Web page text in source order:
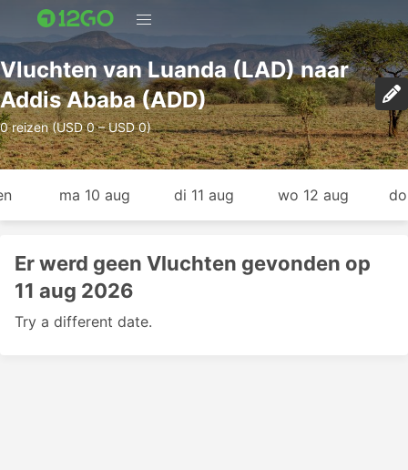
Vluchten van Luanda (LAD) naar
Addis Ababa (ADD)
0 reizen (USD 0 – USD 0)
ma 10 aug di 11 aug wo 12 aug
Er werd geen Vluchten gevonden op
11 aug 2026
Try a different date.